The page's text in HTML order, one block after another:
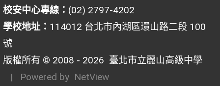
校安中心專線： (02) 2797-4202
學校地址： 114012 台北市內湖區環山路二段 100
號
版權所有 © 2008 - 2026 臺北市立麗山高級中學
| Powered by NetView